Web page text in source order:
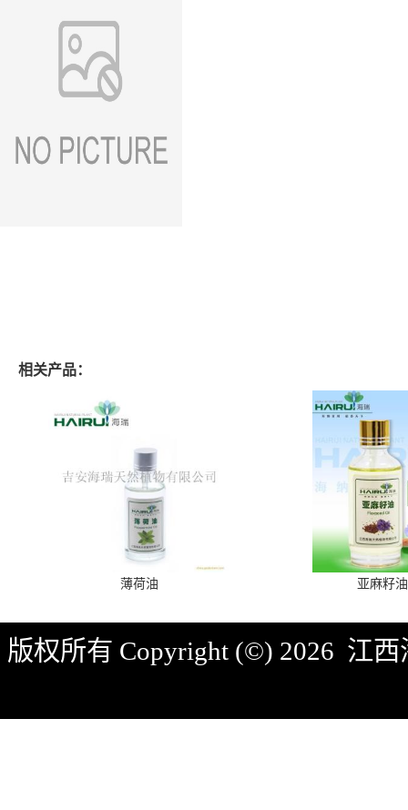
相关产品：
薄荷油 亚麻籽
版权所有 Copyright (©) 2026 江西